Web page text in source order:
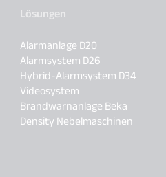
Lösungen
Alarmanlage D20
Alarmsystem D26
Hybrid-Alarmsystem D34
Videosystem
Brandwarnanlage Beka
Density Nebelmaschinen